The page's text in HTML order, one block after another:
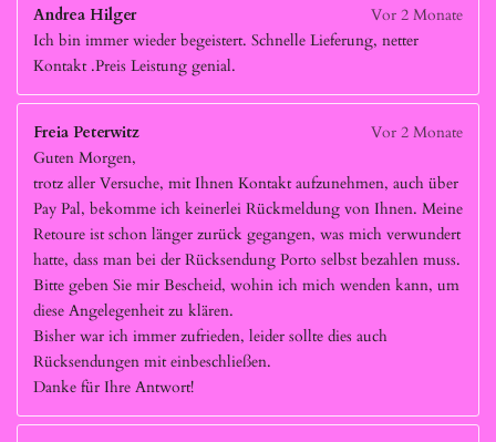
Andrea Hilger
Vor 2 Monate
Ich bin immer wieder begeistert. Schnelle Lieferung, netter
Kontakt .Preis Leistung genial.
Freia Peterwitz
Vor 2 Monate
Guten Morgen,
trotz aller Versuche, mit Ihnen Kontakt aufzunehmen, auch über
Pay Pal, bekomme ich keinerlei Rückmeldung von Ihnen. Meine
Retoure ist schon länger zurück gegangen, was mich verwundert
hatte, dass man bei der Rücksendung Porto selbst bezahlen muss.
Bitte geben Sie mir Bescheid, wohin ich mich wenden kann, um
diese Angelegenheit zu klären.
Bisher war ich immer zufrieden, leider sollte dies auch
Rücksendungen mit einbeschließen.
Danke für Ihre Antwort!